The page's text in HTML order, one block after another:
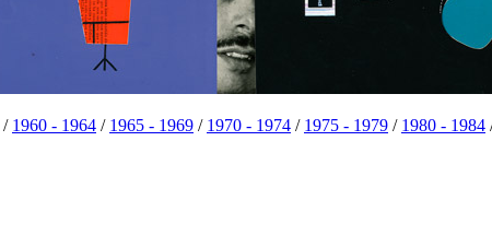
/ 1960 - 1964 / 1965 - 1969 / 1970 - 1974 / 1975 - 1979 / 1980 - 1984